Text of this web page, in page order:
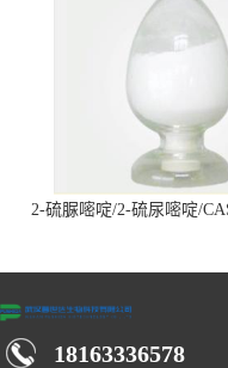
2-硫脲嘧啶/2-硫尿嘧啶/
18163336578